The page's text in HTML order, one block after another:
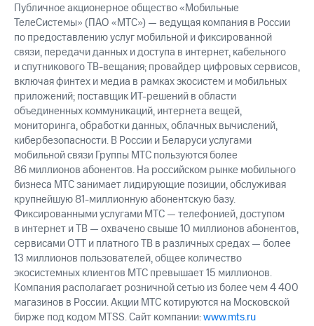
Публичное акционерное общество «Мобильные
ТелеСистемы» (ПАО «МТС») — ведущая компания в России
по предоставлению услуг мобильной и фиксированной
связи, передачи данных и доступа в интернет, кабельного
и спутникового ТВ-вещания; провайдер цифровых сервисов,
включая финтех и медиа в рамках экосистем и мобильных
приложений; поставщик ИТ-решений в области
объединенных коммуникаций, интернета вещей,
мониторинга, обработки данных, облачных вычислений,
кибербезопасности. В России и Беларуси услугами
мобильной связи Группы МТС пользуются более
86 миллионов абонентов. На российском рынке мобильного
бизнеса МТС занимает лидирующие позиции, обслуживая
крупнейшую 81-миллионную абонентскую базу.
Фиксированными услугами МТС — телефонией, доступом
в интернет и ТВ — охвачено свыше 10 миллионов абонентов,
сервисами OTT и платного ТВ в различных средах — более
13 миллионов пользователей, общее количество
экосистемных клиентов МТС превышает 15 миллионов.
Компания располагает розничной сетью из более чем 4 400
магазинов в России. Акции МТС котируются на Московской
бирже под кодом MTSS. Сайт компании:www.mts.ru